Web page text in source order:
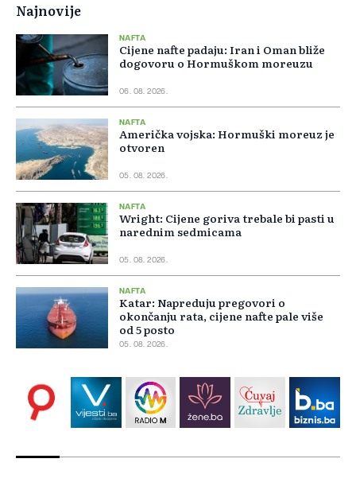
Najnovije
NAFTA
Cijene nafte padaju: Iran i Oman bliže
dogovoru o Hormuškom moreuzu
06. 08. 2026.
NAFTA
Američka vojska: Hormuški moreuz je
otvoren
05. 08. 2026.
NAFTA
Wright: Cijene goriva trebale bi pasti u
narednim sedmicama
05. 08. 2026.
NAFTA
Katar: Napreduju pregovori o
okončanju rata, cijene nafte pale više
od 5 posto
05. 08. 2026.